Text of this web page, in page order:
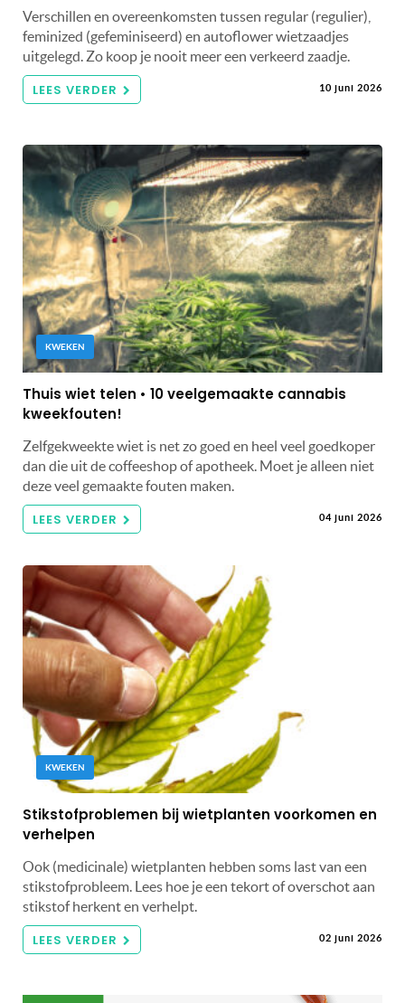
Verschillen en overeenkomsten tussen regular (regulier),
feminized (gefeminiseerd) en autoflower wietzaadjes
uitgelegd. Zo koop je nooit meer een verkeerd zaadje.
LEES VERDER 10 juni 2026
KWEKEN
Thuis wiet telen • 10 veelgemaakte cannabis
kweekfouten!
Zelfgekweekte wiet is net zo goed en heel veel goedkoper
dan die uit de coffeeshop of apotheek. Moet je alleen niet
deze veel gemaakte fouten maken.
LEES VERDER 04 juni 2026
KWEKEN
Stikstofproblemen bij wietplanten voorkomen en
verhelpen
Ook (medicinale) wietplanten hebben soms last van een
stikstofprobleem. Lees hoe je een tekort of overschot aan
stikstof herkent en verhelpt.
LEES VERDER 02 juni 2026